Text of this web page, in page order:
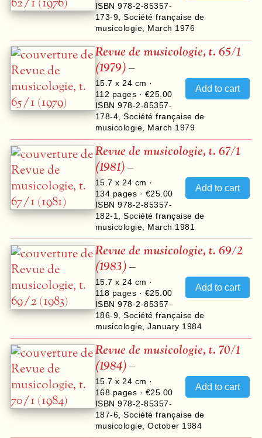
ISBN 978-2-85357-
173-9 ,Société française de
musicologie
March 1976
Revue de musicologie, t. 65/1
(1979)–
15.7 x 24 cm ·
112 pages · €25.00
ISBN 978-2-85357-
178-4 ,Société française de
musicologie
March 1979
Revue de musicologie, t. 67/1
(1981)–
15.7 x 24 cm ·
134 pages · €25.00
ISBN 978-2-85357-
182-1
,Société française de
musicologie
March 1981
Revue de musicologie, t. 69/2
(1983)–
15.7 x 24 cm ·
118 pages · €25.00
ISBN 978-2-85357-
186-9 ,Société française de
musicologie ,January 1984
Revue de musicologie, t. 70/1
(1984)–
15.7 x 24 cm ·
168 pages · €25.00
ISBN 978-2-85357-
187-6 ,Société française de
musicologie ,October 1984